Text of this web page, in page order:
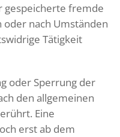
fremde
nach Umständen
Tätigkeit
oder Sperrung der
den allgemeinen
Eine
erst ab dem